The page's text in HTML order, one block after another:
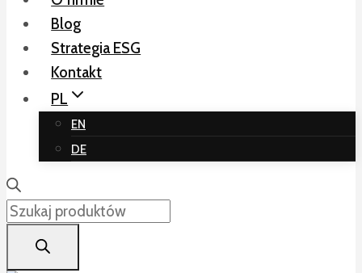
Blog
Strategia ESG
Kontakt
PL
EN
DE
Wyszukiwarka
produktów